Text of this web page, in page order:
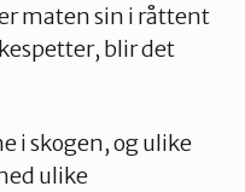
maten sin i råttent
blir det
i skogen, og ulike
ulike